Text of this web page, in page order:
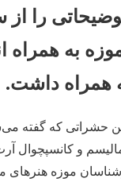
را
به همراه
همراه داشت.
حشراتی که گفته
و کانسپچوال
موزه هنرهای